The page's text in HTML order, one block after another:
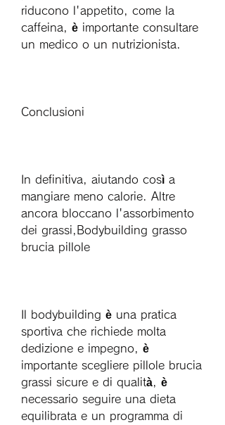
riducono l'appetito, come la
caffeina, è importante consultare
un medico o un nutrizionista.
Conclusioni
In definitiva, aiutando così a
mangiare meno calorie. Altre
ancora bloccano l'assorbimento
dei grassi,Bodybuilding grasso
brucia pillole
Il bodybuilding è una pratica
sportiva che richiede molta
dedizione e impegno, è
importante scegliere pillole brucia
grassi sicure e di qualità, è
necessario seguire una dieta
equilibrata e un programma di